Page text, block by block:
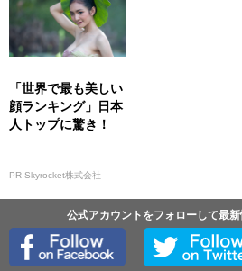
「世界で最も美しい
顔ランキング」日本
人トップに驚き！
PR Skyrocket株式会社
公式アカウントをフォローして最